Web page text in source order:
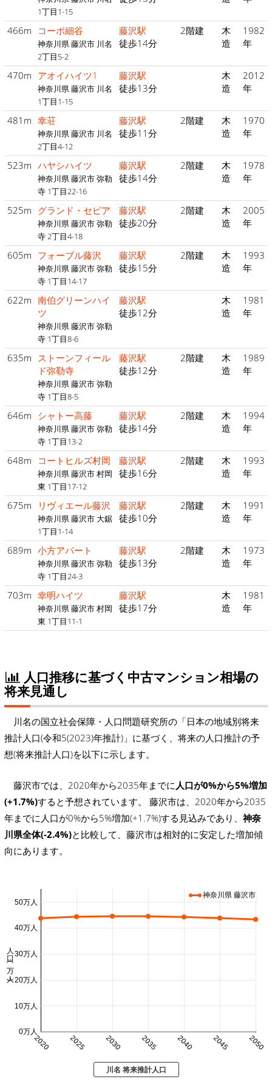
1丁目1-15
466m コーポ細谷
神奈川県 藤沢市 川名
2丁目5-2
藤沢駅
徒歩14分
2階建
木
造
1982
年
470m アオイハイツ1
神奈川県 藤沢市 川名
1丁目1-15
藤沢駅
徒歩13分
木
造
2012
年
481m 幸荘
神奈川県 藤沢市 川名
2丁目4-12
藤沢駅
徒歩11分
2階建
木
造
1970
年
523m ハヤシハイツ
神奈川県 藤沢市 弥勒
寺 1丁目22-16
藤沢駅
徒歩14分
2階建
木
造
1978
年
525m グランド・セピア
神奈川県 藤沢市 弥勒
寺 2丁目4-18
藤沢駅
徒歩20分
2階建
木
造
2005
年
605m フォーブル藤沢
神奈川県 藤沢市 弥勒
寺 1丁目14-17
藤沢駅
徒歩15分
2階建
木
造
1993
年
622m 南伯グリーンハイ
ツ
神奈川県 藤沢市 弥勒
寺 1丁目8-6
藤沢駅
徒歩12分
木
造
1981
年
635m ストーンフィール
ド弥勒寺
神奈川県 藤沢市 弥勒
寺 1丁目8-5
藤沢駅
徒歩12分
2階建
木
造
1989
年
646m シャトー高藤
神奈川県 藤沢市 弥勒
寺 1丁目13-2
藤沢駅
徒歩14分
2階建
木
造
1994
年
648m コートヒルズ村岡
神奈川県 藤沢市 村岡
東 1丁目17-12
藤沢駅
徒歩16分
2階建
木
造
1993
年
675m リヴィエール藤沢
神奈川県 藤沢市 大鋸
1丁目1-14
藤沢駅
徒歩10分
2階建
木
造
1991
年
689m 小方アパート
神奈川県 藤沢市 弥勒
寺 1丁目24-3
藤沢駅
徒歩13分
2階建
木
造
1973
年
703m 幸明ハイツ
神奈川県 藤沢市 村岡
東 1丁目11-1
藤沢駅
徒歩17分
木
造
1981
年
人口推移に基づく中古マンション相場の
将来見通し
川名の国立社会保障・人口問題研究所の「日本の地域別将来
推計人口(令和5(2023)年推計)」に基づく、将来の人口推計の予
想(将来推計人口)を以下に示します。
藤沢市では、2020年から2035年までに 人口が0%から5%増加
(+1.7%)すると予想されています。 藤沢市は、2020年から2035
年までに人口が0%から5%増加(+1.7%)する見込みであり、 神奈
川県全体(-2.4%)と比較して、藤沢市は相対的に安定した増加傾
向にあります。
2020 2025 2030 2035 2040 2045 2050
0万人
10万人
20万人
30万人
40万人
50万人
人口 (万人)
神奈川県 藤沢市
川名 将来推計人口